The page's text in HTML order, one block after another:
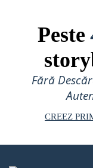
Peste
Fără
CREEZ